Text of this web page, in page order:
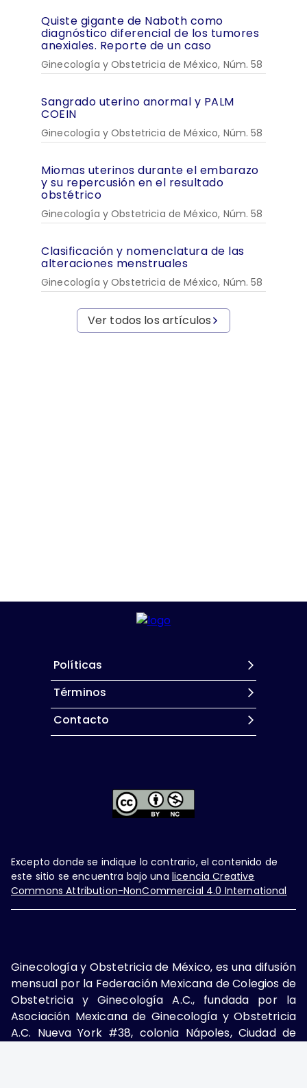
Quiste gigante de Naboth como
diagnóstico diferencial de los tumores
anexiales. Reporte de un caso
Ginecología y Obstetricia de México, Núm. 58
Sangrado uterino anormal y PALM
COEIN
Ginecología y Obstetricia de México, Núm. 58
Miomas uterinos durante el embarazo
y su repercusión en el resultado
obstétrico
Ginecología y Obstetricia de México, Núm. 58
Clasificación y nomenclatura de las
alteraciones menstruales
Ginecología y Obstetricia de México, Núm. 58
Ver todos los artículos
Políticas
Términos
Contacto
Excepto donde se indique lo contrario, el contenido de
este sitio se encuentra bajo una licencia Creative
Commons Attribution-NonCommercial 4.0 International
Ginecología y Obstetricia de México, es una difusión
mensual por la Federación Mexicana de Colegios de
Obstetricia y Ginecología A.C., fundada por la
Asociación Mexicana de Ginecología y Obstetricia
A.C. Nueva York #38, colonia Nápoles, Ciudad de